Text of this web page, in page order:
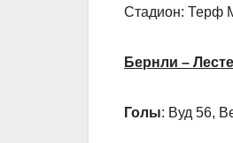
Стадион: Терф
Бернли –
Голы: Вуд 56,